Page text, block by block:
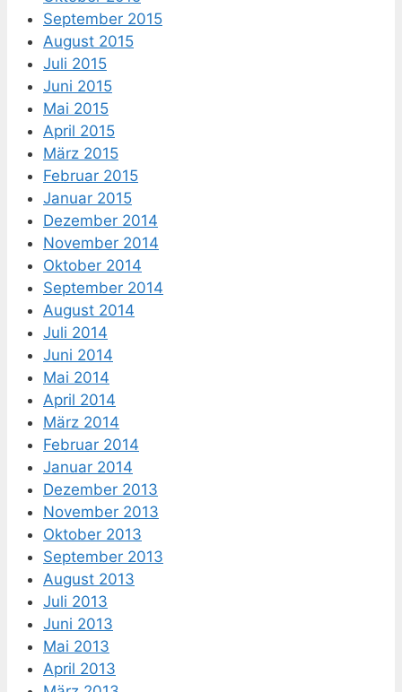
September 2015
August 2015
Juli 2015
Juni 2015
Mai 2015
April 2015
März 2015
Februar 2015
Januar 2015
Dezember 2014
November 2014
Oktober 2014
September 2014
August 2014
Juli 2014
Juni 2014
Mai 2014
April 2014
März 2014
Februar 2014
Januar 2014
Dezember 2013
November 2013
Oktober 2013
September 2013
August 2013
Juli 2013
Juni 2013
Mai 2013
April 2013